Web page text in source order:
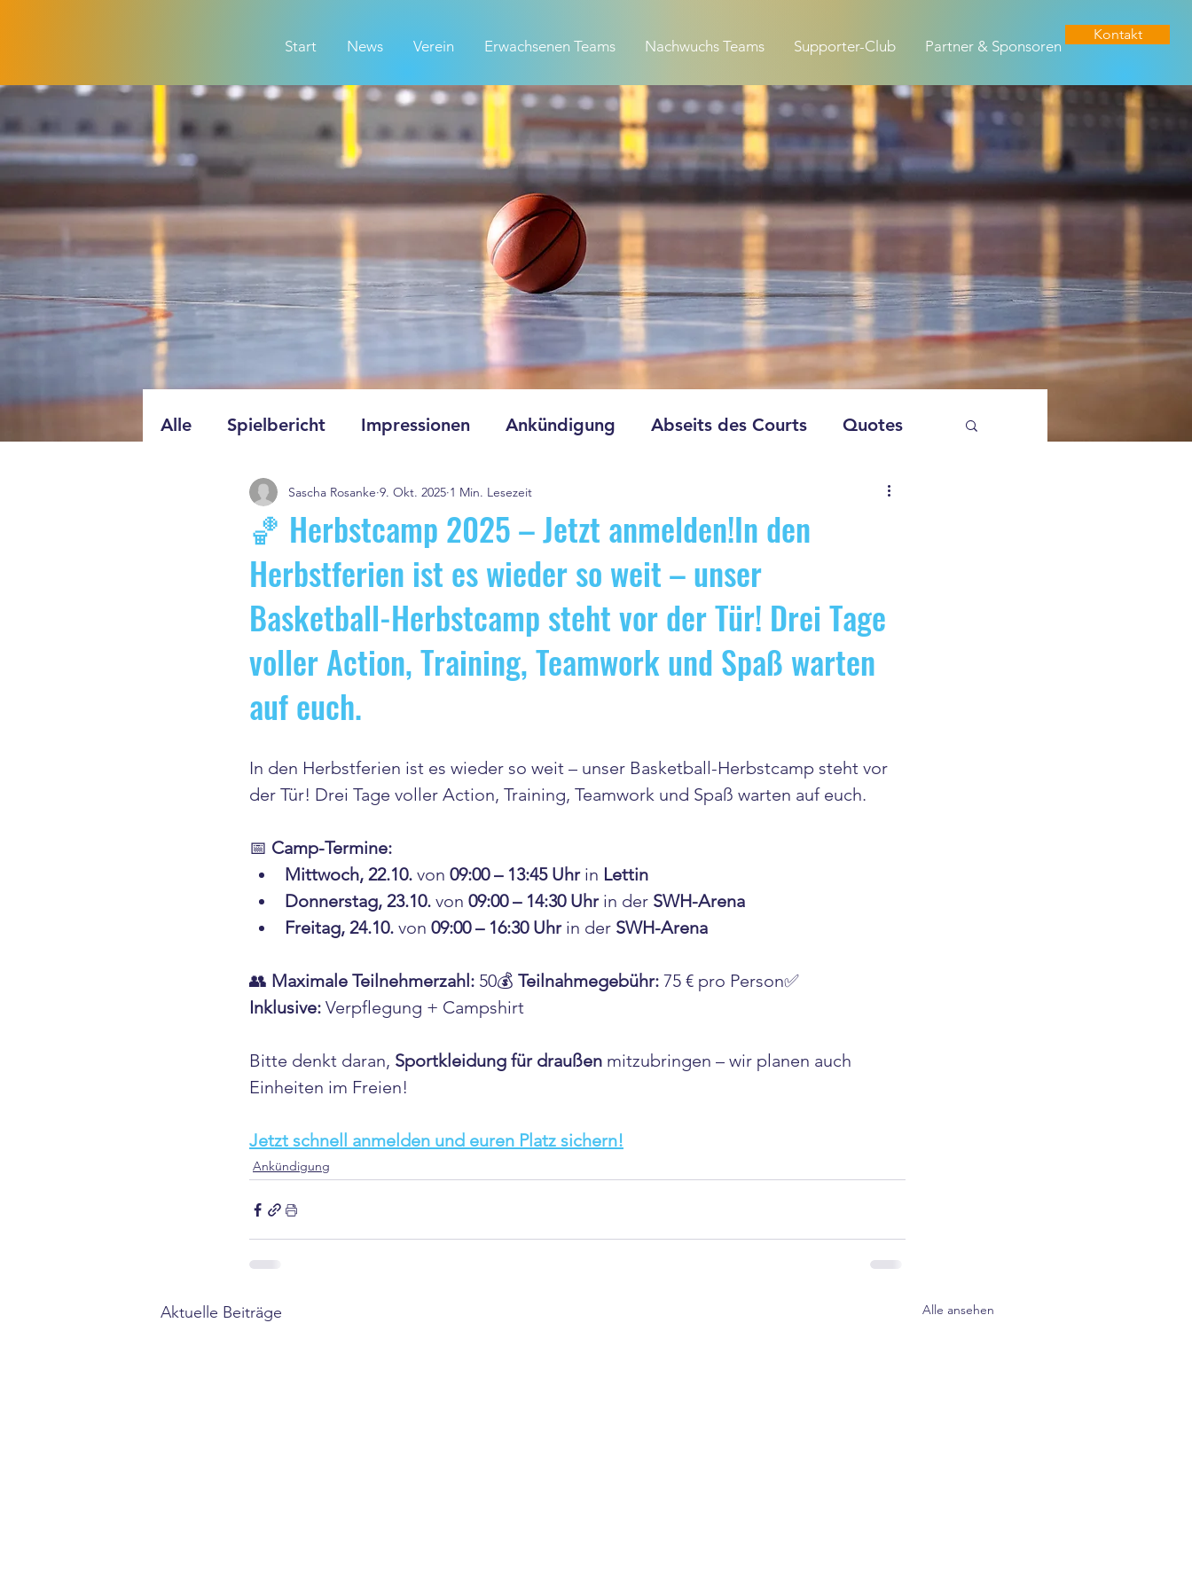
Start News Verein Erwachsenen Teams Nachwuchs Teams Supporter-Club Partner & Sponsoren
Kontakt
Alle Spielbericht Impressionen Ankündigung Abseits des Courts Quotes
🏀 Herbstcamp 2025 – Jetzt anmelden!In den
Herbstferien ist es wieder so weit – unser
Basketball-Herbstcamp steht vor der Tür! Drei Tage
voller Action, Training, Teamwork und Spaß warten
auf euch.
Sascha Rosanke 9. Okt. 2025 1 Min. Lesezeit
In den Herbstferien ist es wieder so weit – unser Basketball-Herbstcamp steht vor
der Tür! Drei Tage voller Action, Training, Teamwork und Spaß warten auf euch.
📅 Camp-Termine:
Mittwoch, 22.10. von 09:00 – 13:45 Uhr in Lettin
Donnerstag, 23.10. von 09:00 – 14:30 Uhr in der SWH-Arena
Freitag, 24.10. von 09:00 – 16:30 Uhr in der SWH-Arena
👥 Maximale Teilnehmerzahl: 50💰 Teilnahmegebühr: 75 € pro Person✅
Inklusive: Verpflegung + Campshirt
Bitte denkt daran, Sportkleidung für draußen mitzubringen – wir planen auch
Einheiten im Freien!
Jetzt schnell anmelden und euren Platz sichern!
Ankündigung
Aktuelle Beiträge Alle ansehen